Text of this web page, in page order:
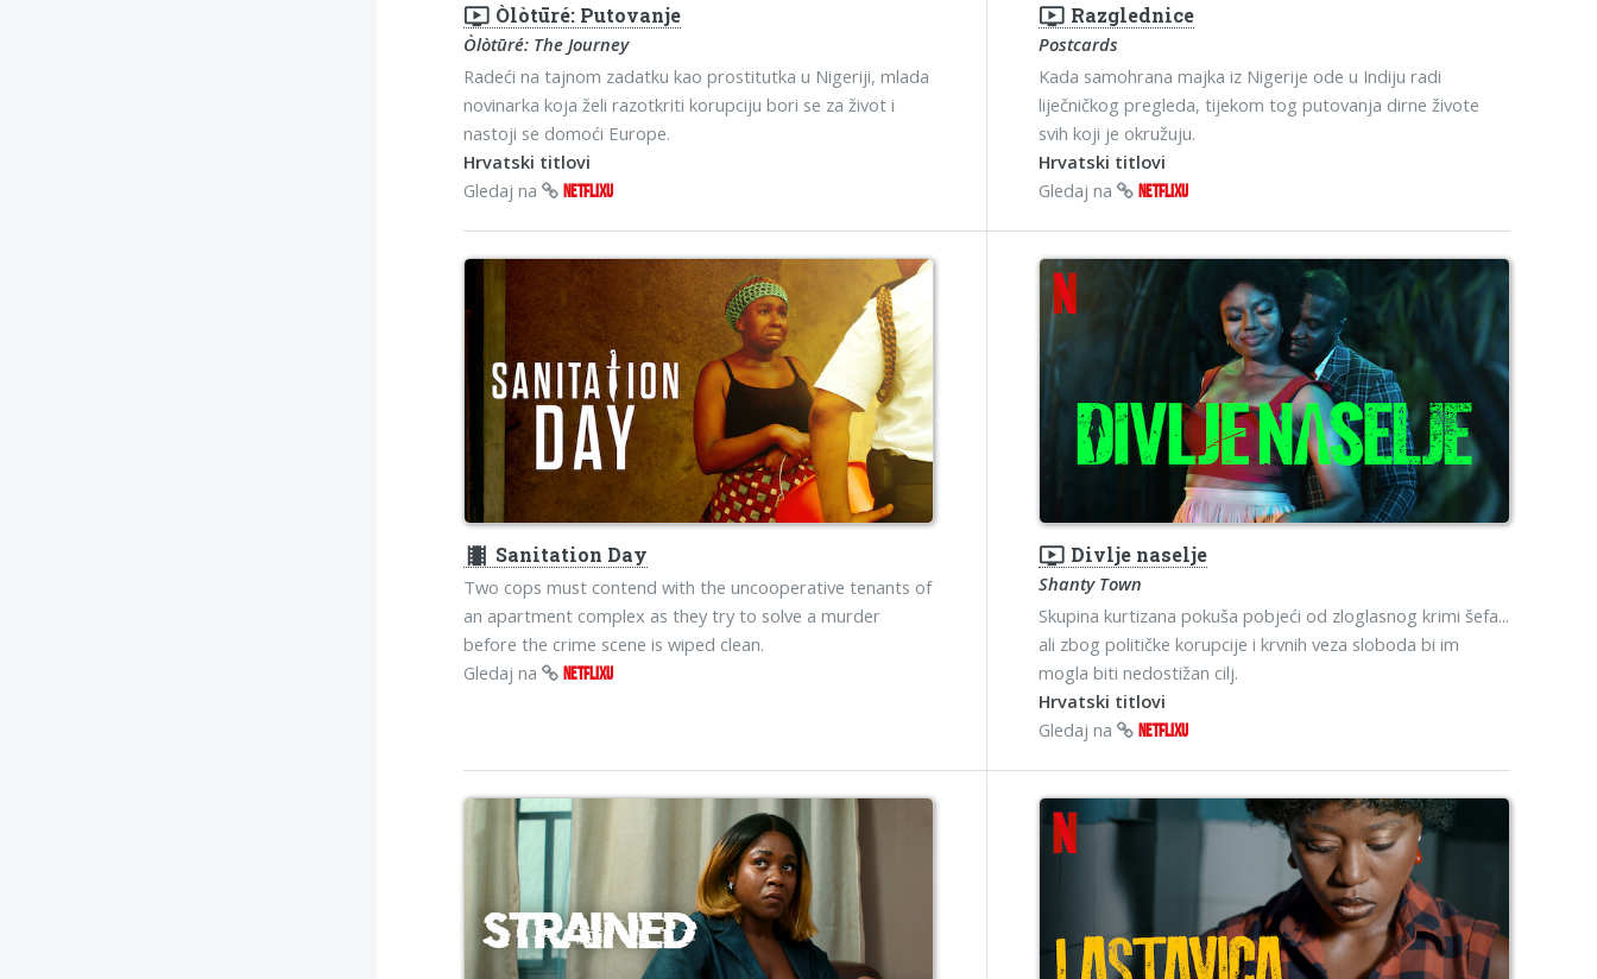
ondemand_video Òlòtūré: Putovanje
Òlòtūré: The Journey
Radeći na tajnom zadatku kao prostitutka u Nigeriji, mlada
novinarka koja želi razotkriti korupciju bori se za život i
nastoji se domoći Europe.
Hrvatski titlovi
Gledaj na
NETFLIXU
ondemand_video Razglednice
Postcards
Kada samohrana majka iz Nigerije ode u Indiju radi
liječničkog pregleda, tijekom tog putovanja dirne živote
svih koji je okružuju.
Hrvatski titlovi
Gledaj na
NETFLIXU
theaters Sanitation Day
Two cops must contend with the uncooperative tenants of
an apartment complex as they try to solve a murder
before the crime scene is wiped clean.
Gledaj na
NETFLIXU
ondemand_video Divlje naselje
Shanty Town
Skupina kurtizana pokuša pobjeći od zloglasnog krimi šefa...
ali zbog političke korupcije i krvnih veza sloboda bi im
mogla biti nedostižan cilj.
Hrvatski titlovi
Gledaj na
NETFLIXU